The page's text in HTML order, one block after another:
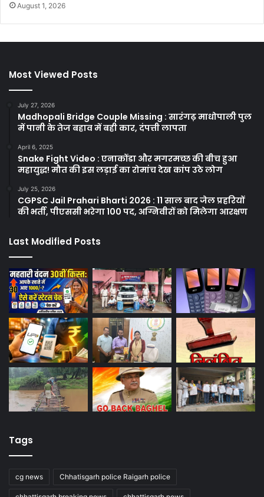
August 1, 2026
Most Viewed Posts
July 27, 2026
Madhopali Bridge Couple Missing : सारंगढ़ माधोपाली पुल
में पानी के तेज बहाव में बही कार, दंपत्ती लापता
April 6, 2025
Snake Fight Video : एनाकोंडा और मगरमच्छ की बीच हुआ
महायुद्ध! मौत की इस लड़ाई का रोमांच देख कांप उठे लोग
July 25, 2026
CGPSC Jail Prahari Bharti 2026 : 11 साल बाद जेल प्रहरियों
की भर्ती, पीएससी भरेगा 100 पद, अग्निवीरों को मिलेगा आरक्षण
Last Modified Posts
Tags
cg news Chhatisgarh police Raigarh police